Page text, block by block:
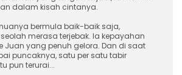
dalam kisah cintanya.
bermula baik-baik saja,
merasa terjebak. Ia kepayahan
Juan yang penuh gelora. Dan di saat
puncaknya, satu per satu tabir
pun terurai...